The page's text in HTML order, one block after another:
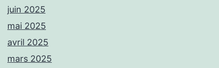
juin 2025
mai 2025
avril 2025
mars 2025